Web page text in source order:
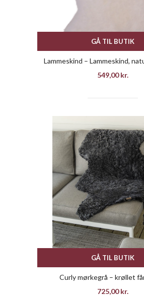
GÅ TIL BUTIK
Lammeskind – Lammeskind,
549,00kr.
GÅ TIL BUTIK
Curly mørkegrå – krøllet
725,00kr.